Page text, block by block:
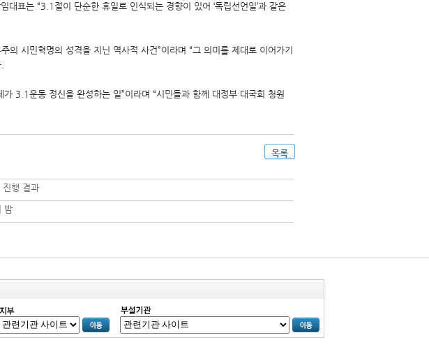
대표는 “3.1절이 단순한 휴일로 인식되는 경향이 있어 ‘독립선언일’과 같은
의 시민혁명의 성격을 지닌 역사적 사건”이라며 “그 의미를 제대로 이어가기
3.1운동 정신을 완성하는 일”이라며 “시민들과 함께 대정부·대국회 청원
목록
진행 결과
밤